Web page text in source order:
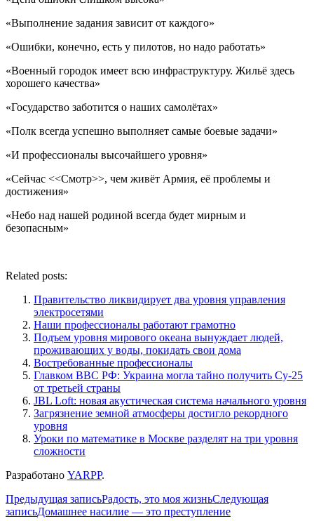
«Выполнение задания зависит от каждого»
«Ошибки, конечно, есть у пилотов, но надо работать»
«Военный городок имеет всю инфраструктуру. Жильё здесь
хорошего качества»
«Государство заботится о наших самолётах»
«Полк всегда успешно выполняет самые боевые задачи»
«И профессионалы высочайшего уровня»
«Сейчас <<Смотр>>, чем живёт Армия, её проблемы и
достижения»
«Небо над нашей родиной всегда будет мирным и
безопасным»
Related posts:
Правительство ликвидирует два уровня управления
электросетями
Наши профессионалы работают грамотно
Подъем уровня мирового океана вынуждает людей,
проживающих у воды, покидать свои дома
Востребованные профессионалы
Главком ВВС РФ: Украина могла тайно получить Су-25
от третьей страны
JBL Loft: новая акустическая система начального уровня
Загрязнение земной атмосферы достигло рекордного
уровня
Уроки по математике в Москве разделят на три уровня
сложности
Разработано YARPP.
Навигация
Предыдущая записьРадость, это моя жизньСледующая
записьДомашнее насилие — это преступление